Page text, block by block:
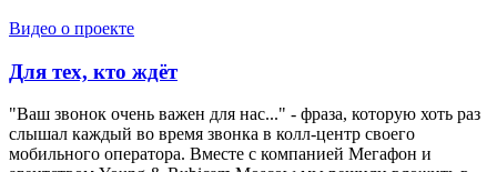
Видео о проекте
Для тех, кто ждёт
"Ваш звонок очень важен для нас..." - фраза, которую хоть раз
слышал каждый во время звонка в колл-центр своего
мобильного оператора. Вместе с компанией Мегафон и